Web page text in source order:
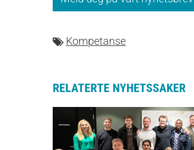
Kompetanse
RELATERTE NYHETSSAKER